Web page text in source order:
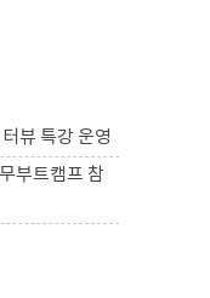
뷰 특강 운영
부트캠프 참